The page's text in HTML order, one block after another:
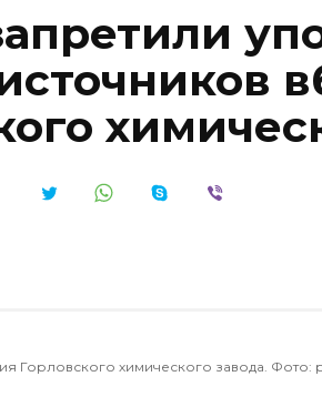
Горловского химического завода. Фото: